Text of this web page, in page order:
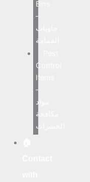
Bins
–
حاويات
القمامة
Control
Items
–
مواد
مكافحة
الحشرات